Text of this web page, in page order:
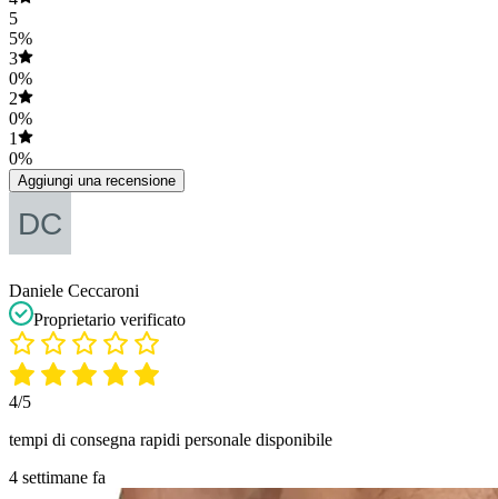
5
5%
3
0%
2
0%
1
0%
Aggiungi una recensione
Daniele Ceccaroni
Proprietario verificato
4/5
tempi di consegna rapidi personale disponibile
4 settimane fa